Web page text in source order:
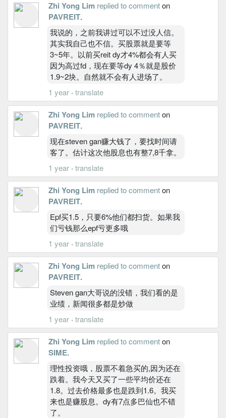
Zhi Yong Lim replied to commenton
PAVREIT.
我说的，之前我讲过可以不过没人信。
其实我自己也不信。买股票就是要等
3~5年。以前买reit dy才4%都会有人买
因为高过fd，现在要等dy 4％就是股价
1.9~2块。自然就不会有人进场了。
1 year · translate
Zhi Yong Lim replied to commenton
PAVREIT.
现在steven gan赚大钱了，要找时间请
客了。估计这次他股息也有整7,8千拿。
1 year · translate
Zhi Yong Lim replied to commenton
PAVREIT.
Epf买1.5，只要6%他们都扫货。如果我
们亏钱那么epf亏更多哦
1 year · translate
Zhi Yong Lim replied to commenton
PAVREIT.
Steven gan大哥说的没错，我们看的是
业绩，新闻很多都是炒做
1 year · translate
Zhi Yong Lim replied to commenton
SIME.
理性投资哦，股票不着急买的,因为还在
跌着。我今天又买了一些平均价还在
1.8。过去价格最多也是跌到1.6。我买
来也是赚股息。dy有7点多巴仙也不错
了。